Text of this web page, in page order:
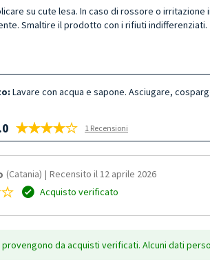
su cute lesa. In caso di rossore o
Smaltire il prodotto con i rifiuti indifferenziati.
Lavare con acqua e sapone. Asciugare,
1 Recensioni
(Catania) | Recensito il 12 aprile 2026
Acquisto verificato
da acquisti verificati. Alcuni dati